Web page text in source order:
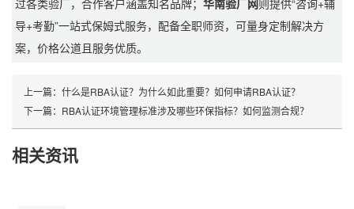
过各类验厂，合作客户涵盖知名品牌；华南验厂网则提供“咨询+辅
导+考勤”一站式保姆式服务，配备全职师资，可量身定制解决方
案，价格公道且服务优质。
上一篇： 什么是RBA认证？为什么如此重要？如何申请RBA认证？
下一篇： RBA认证环境管理标准涉及哪些环保指标？如何监测合规？
相关资讯